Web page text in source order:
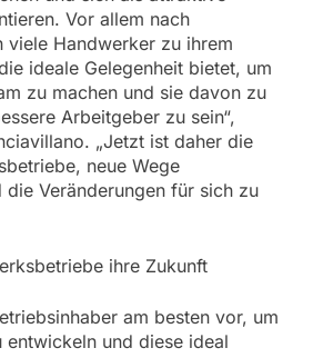
Vor allem nach
viele Handwerker zu ihrem
ideale Gelegenheit bietet, um
zu machen und sie davon zu
Arbeitgeber zu sein“,
„Jetzt ist daher die
neue Wege
die Veränderungen für sich zu
ihre Zukunft
am besten vor, um
entwickeln und diese ideal